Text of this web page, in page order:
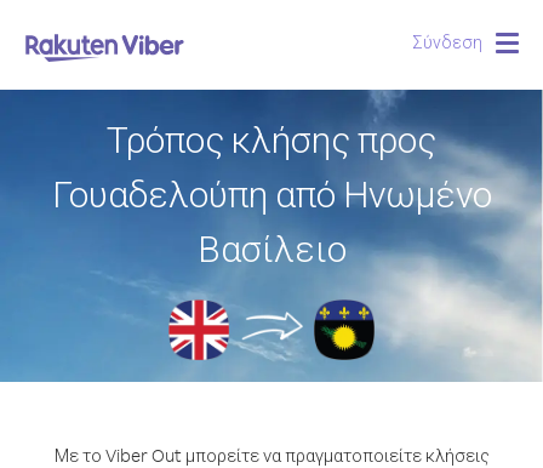
Σύνδεση
Τρόπος κλήσης προς
Γουαδελούπη από Ηνωμένο
Βασίλειο
Με το Viber Out μπορείτε να πραγματοποιείτε κλήσεις